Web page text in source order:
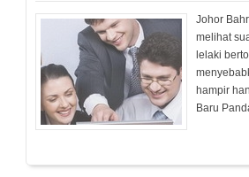
Johor
melihat
lelaki
hampir
Baru